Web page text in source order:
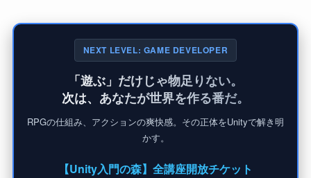
NEXT LEVEL: GAME DEVELOPER
「遊ぶ」だけじゃ物足りない。
次は、あなたが世界を作る番だ。
RPGの仕組み、アクションの爽快感。その正体をUnityで解き明
かす。
【Unity入門の森】全講座開放チケット